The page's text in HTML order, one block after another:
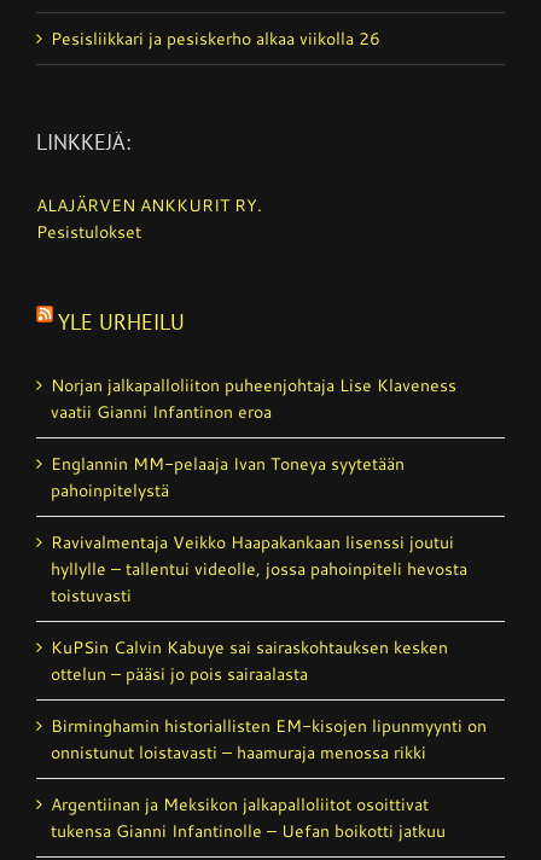
Pesisliikkari ja pesiskerho alkaa viikolla 26
LINKKEJÄ:
ALAJÄRVEN ANKKURIT RY.
Pesistulokset
YLE URHEILU
Norjan jalkapalloliiton puheenjohtaja Lise Klaveness
vaatii Gianni Infantinon eroa
Englannin MM-pelaaja Ivan Toneya syytetään
pahoinpitelystä
Ravivalmentaja Veikko Haapakankaan lisenssi joutui
hyllylle – tallentui videolle, jossa pahoinpiteli hevosta
toistuvasti
KuPSin Calvin Kabuye sai sairaskohtauksen kesken
ottelun – pääsi jo pois sairaalasta
Birminghamin historiallisten EM-kisojen lipunmyynti on
onnistunut loistavasti – haamuraja menossa rikki
Argentiinan ja Meksikon jalkapalloliitot osoittivat
tukensa Gianni Infantinolle – Uefan boikotti jatkuu